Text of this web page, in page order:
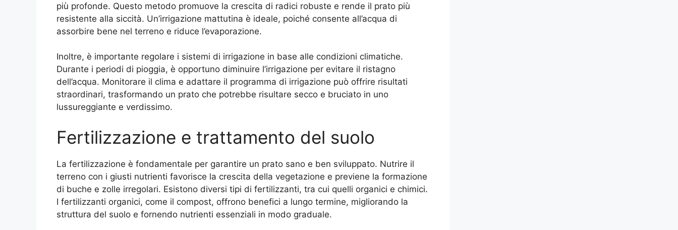
più profonde. Questo metodo promuove la crescita di radici robuste e rende il prato più
resistente alla siccità. Un’irrigazione mattutina è ideale, poiché consente all’acqua di
assorbire bene nel terreno e riduce l’evaporazione.
Inoltre, è importante regolare i sistemi di irrigazione in base alle condizioni climatiche.
Durante i periodi di pioggia, è opportuno diminuire l’irrigazione per evitare il ristagno
dell’acqua. Monitorare il clima e adattare il programma di irrigazione può offrire risultati
straordinari, trasformando un prato che potrebbe risultare secco e bruciato in uno
lussureggiante e verdissimo.
Fertilizzazione e trattamento del suolo
La fertilizzazione è fondamentale per garantire un prato sano e ben sviluppato. Nutrire il
terreno con i giusti nutrienti favorisce la crescita della vegetazione e previene la formazione
di buche e zolle irregolari. Esistono diversi tipi di fertilizzanti, tra cui quelli organici e chimici.
I fertilizzanti organici, come il compost, offrono benefici a lungo termine, migliorando la
struttura del suolo e fornendo nutrienti essenziali in modo graduale.